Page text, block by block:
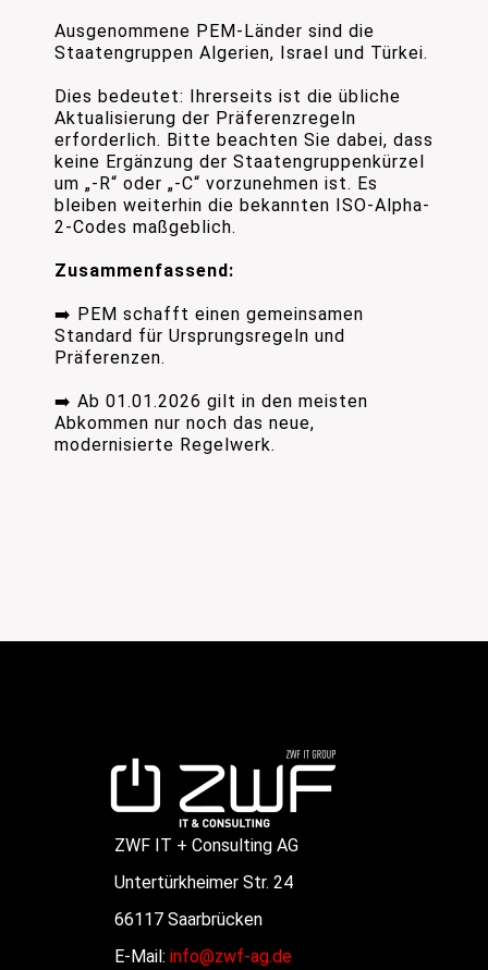
Ausgenommene PEM-Länder sind die
Staatengruppen Algerien, Israel und Türkei.
Dies bedeutet: Ihrerseits ist die übliche
Aktualisierung der Präferenzregeln
erforderlich. Bitte beachten Sie dabei, dass
keine Ergänzung der Staatengruppenkürzel
um „-R“ oder „-C“ vorzunehmen ist. Es
bleiben weiterhin die bekannten ISO-Alpha-
2-Codes maßgeblich.
Zusammenfassend:
➡️ PEM schafft einen gemeinsamen
Standard für Ursprungsregeln und
Präferenzen.
➡️ Ab 01.01.2026 gilt in den meisten
Abkommen nur noch das neue,
modernisierte Regelwerk.
ZWF IT + Consulting AG
Untertürkheimer Str. 24
66117 Saarbrücken
E-Mail: info@zwf-ag.de